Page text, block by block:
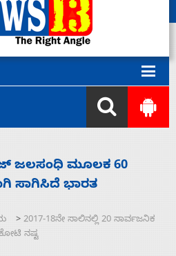
ಸದನ ನಡೆಸಲು
> 2017-18ನೇ ಸಾಲಿನಲ್ಲಿ 20 ಸಾರ್ವಜನಿಕ
ನಷ್ಟ